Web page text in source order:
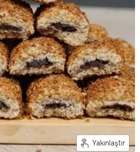
Yakınlaştır